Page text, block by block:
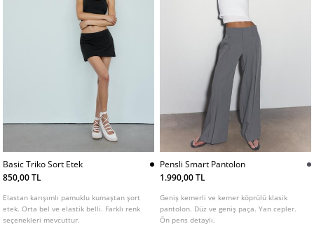
Basic Triko Sort Etek
850,00 TL
Elastan karışımlı pamuklu kumaştan şort
etek. Orta bel ve elastik belli. Farklı renk
seçenekleri mevcuttur.
Pensli Smart Pantolon
1.990,00 TL
Geniş kemerli ve kemer köprülü klasik
pantolon. Düz ve geniş paça. Yan cepler.
Ön pens detaylı.